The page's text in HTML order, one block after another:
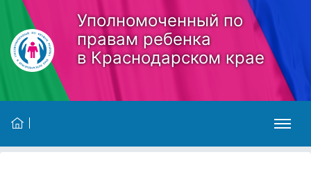
Skip to main content
Уполномоченный по
правам ребенка
в Краснодарском крае